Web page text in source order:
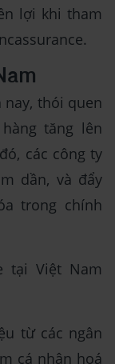
lợi khi tham
thói quen
tăng lên
các công ty
dần, và đẩy
trong chính
tại Việt Nam
từ các ngân
cá nhân hoá